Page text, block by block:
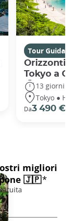
Tour Guidati
Orizzonti
Tokyo a
13 giorni
Tokyo ●
Da3 490 €